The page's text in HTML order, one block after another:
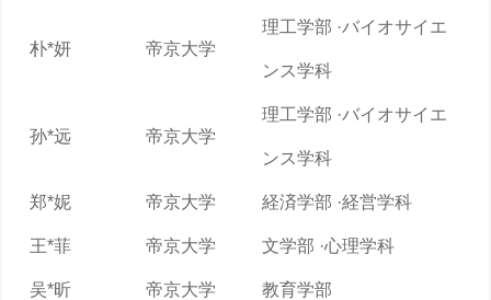
朴*妍 帝京大学
理工学部 ·バイオサイエ
ンス学科
孙*远 帝京大学
理工学部 ·バイオサイエ
ンス学科
郑*妮 帝京大学 経済学部 ·経営学科
王*菲 帝京大学 文学部 ·心理学科
吴*昕 帝京大学 教育学部